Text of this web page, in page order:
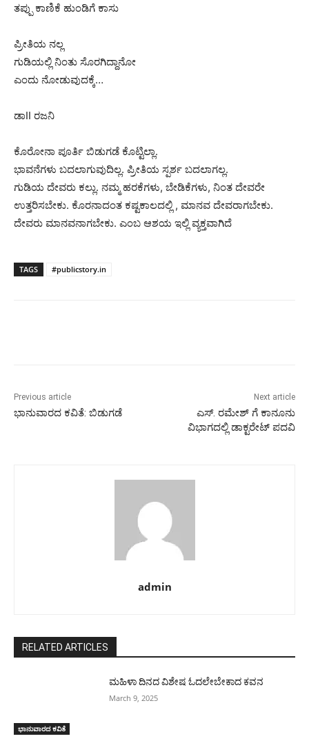
ತಪ್ಪು ಕಾಣಿಕೆ ಹುಂಡಿಗೆ ಕಾಸು
ಪ್ರೀತಿಯ ನಲ್ಲ
ಗುಡಿಯಲ್ಲಿ ನಿಂತು ಸೊರಗಿದ್ದಾನೋ
ಎಂದು ನೋಡುವುದಕ್ಕೆ…
ಡಾII ರಜನಿ
ಕೊರೋನಾ ಪೂರ್ತಿ ಬಿಡುಗಡೆ ಕೊಟ್ಟಿಲ್ಲಾ.
ಭಾವನೆಗಳು ಬದಲಾಗುವುದಿಲ್ಲ. ಪ್ರೀತಿಯ ಸ್ಪರ್ಶ ಬದಲಾಗಲ್ಲ.
ಗುಡಿಯ ದೇವರು ಕಲ್ಲು. ನಮ್ಮ ಹರಕೆಗಳು, ಬೇಡಿಕೆಗಳು, ನಿಂತ ದೇವರೇ
ಉತ್ತರಿಸಬೇಕು. ಕೊರನಾದಂತ ಕಷ್ಟಕಾಲದಲ್ಲಿ , ಮಾನವ ದೇವರಾಗಬೇಕು.
ದೇವರು ಮಾನವನಾಗಬೇಕು. ಎಂಬ ಆಶಯ ಇಲ್ಲಿ ವ್ಯಕ್ತವಾಗಿದೆ
TAGS #publicstory.in
Previous article
ಭಾನುವಾರದ ಕವಿತೆ: ಬಿಡುಗಡೆ
Next article
ಎಸ್. ರಮೇಶ್ ಗೆ ಕಾನೂನು
ವಿಭಾಗದಲ್ಲಿ ಡಾಕ್ಟರೇಟ್ ಪದವಿ
admin
RELATED ARTICLES
ಭಾನುವಾರದ ಕವಿತೆ
ಮಹಿಳಾ ದಿನದ ವಿಶೇಷ ಓದಲೇಬೇಕಾದ ಕವನ
March 9, 2025